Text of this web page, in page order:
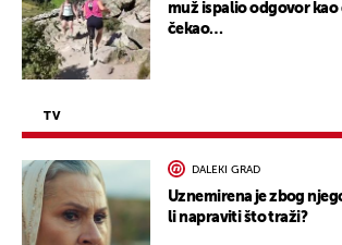
muž ispalio odgovor kao
čekao…
TV
DALEKI GRAD
Uznemirena je zbog
li napraviti što traži?